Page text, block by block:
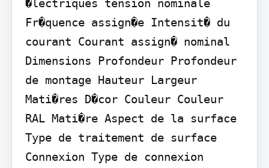
�lectriques tension nominale
Fr�quence assign�e Intensit� du
courant Courant assign� nominal
Dimensions Profondeur Profondeur
de montage Hauteur Largeur
Mati�res D�cor Couleur Couleur
RAL Mati�re Aspect de la surface
Type de traitement de surface
Connexion Type de connexion